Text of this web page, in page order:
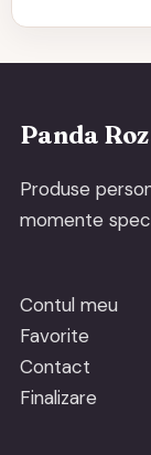
Panda Roz
Produse
momente
Contul meu
Favorite
Contact
Finalizare